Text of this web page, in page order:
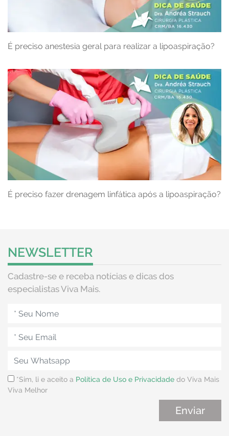
É preciso anestesia geral para realizar a lipoaspiração?
É preciso fazer drenagem linfática após a lipoaspiração?
NEWSLETTER
Cadastre-se e receba notícias e dicas dos
especialistas Viva Mais.
*Sim, li e aceito a Política de Uso e Privacidade do Viva Mais
Viva Melhor